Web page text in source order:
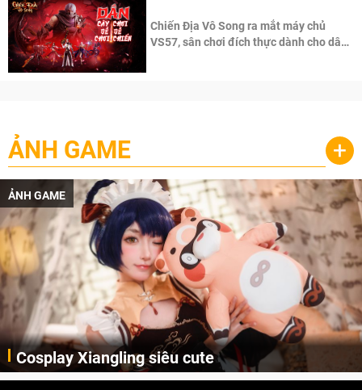
Chiến Địa Vô Song ra mắt máy chủ
VS57, sân chơi đích thực dành cho dân
ẢNH GAME +
ẢNH GAME
Cosplay Xiangling siêu cute
Cùng thưởng thức những hình ảnh cosplay Xiangling trong Genshin Impact siêu dễ thương của người dùng Weibo "阿包也是兔娘"